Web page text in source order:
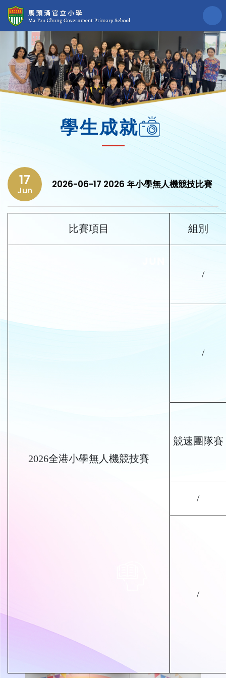
學生成就
17
Jun
2026-06-17 2026 年小學無人機競技比賽
比賽項目 組別
2026全港小學無人機競技賽
/
/
競速團隊賽
/
/